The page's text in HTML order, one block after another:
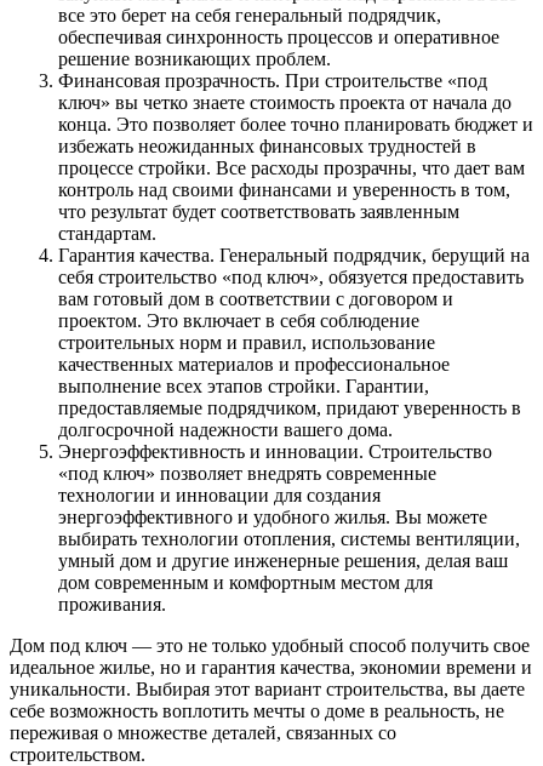
все это берет на себя генеральный подрядчик,
обеспечивая синхронность процессов и оперативное
решение возникающих проблем.
Финансовая прозрачность. При строительстве «под
ключ» вы четко знаете стоимость проекта от начала до
конца. Это позволяет более точно планировать бюджет и
избежать неожиданных финансовых трудностей в
процессе стройки. Все расходы прозрачны, что дает вам
контроль над своими финансами и уверенность в том,
что результат будет соответствовать заявленным
стандартам.
Гарантия качества. Генеральный подрядчик, берущий на
себя строительство «под ключ», обязуется предоставить
вам готовый дом в соответствии с договором и
проектом. Это включает в себя соблюдение
строительных норм и правил, использование
качественных материалов и профессиональное
выполнение всех этапов стройки. Гарантии,
предоставляемые подрядчиком, придают уверенность в
долгосрочной надежности вашего дома.
Энергоэффективность и инновации. Строительство
«под ключ» позволяет внедрять современные
технологии и инновации для создания
энергоэффективного и удобного жилья. Вы можете
выбирать технологии отопления, системы вентиляции,
умный дом и другие инженерные решения, делая ваш
дом современным и комфортным местом для
проживания.
Дом под ключ — это не только удобный способ получить свое
идеальное жилье, но и гарантия качества, экономии времени и
уникальности. Выбирая этот вариант строительства, вы даете
себе возможность воплотить мечты о доме в реальность, не
переживая о множестве деталей, связанных со
строительством.